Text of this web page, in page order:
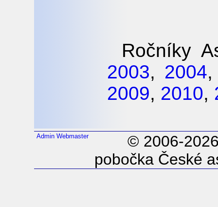
Ročníky
2003, 2004
2009, 2010,
Admin Webmaster
© 2006-
pobočka České